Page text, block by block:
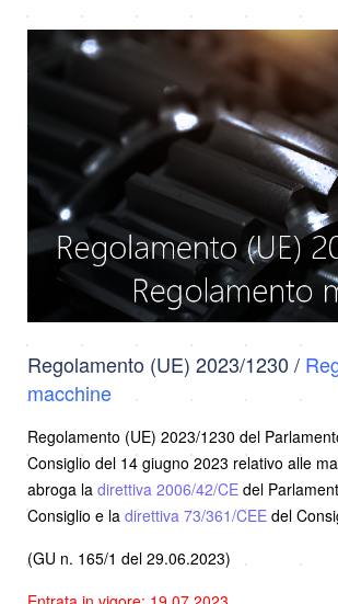
Regolamento (UE) 2023/1230 /
macchine
Regolamento (UE) 2023/1230 del
Consiglio del 14 giugno 2023 relativo alle
abroga la direttiva 2006/42/CE del
Consiglio e la direttiva 73/361/CEE del
(GU n. 165/1 del 29.06.2023)